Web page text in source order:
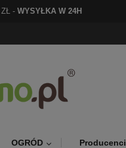
- WYSYŁKA W 24H
OGRÓD Producenci